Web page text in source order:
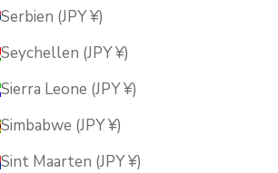
Serbien (JPY ¥)
Seychellen (JPY ¥)
Sierra Leone (JPY ¥)
Simbabwe (JPY ¥)
Sint Maarten (JPY ¥)